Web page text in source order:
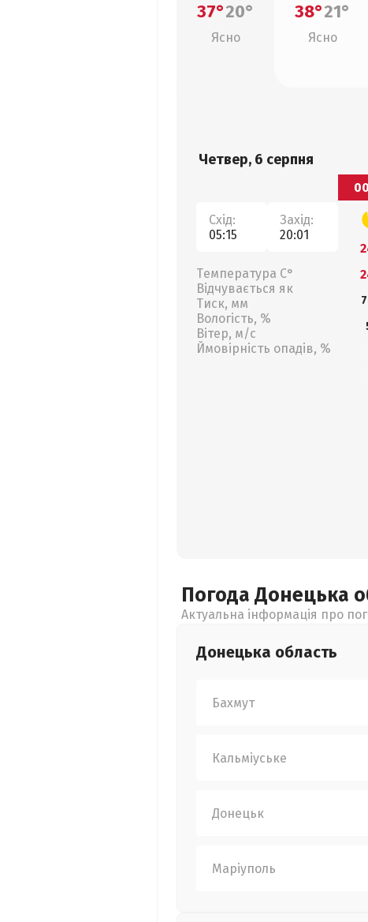
37°20°
Ясно
38°21°
Ясно
Четвер, 6 серпня
Схід:
05:15
Захід:
20:01
Температура С°
Відчувається як
Тиск, мм
Вологість, %
Вітер, м/с
Ймовірність опадів, %
Погода Донецька
Актуальна інформація про
Донецька область
Бахмут
Кальміуське
Донецьк
Маріуполь